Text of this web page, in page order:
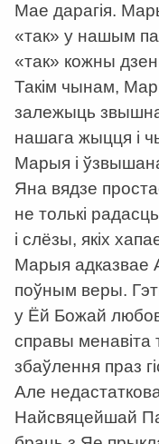
Мае дарагія.
«так» у нашым
«так» кожны
Такім чынам,
залежыць
нашага жыцця і
Марыя і
Яна вядзе
не толькі
і слёзы, якіх
Марыя адказвае
поўным веры.
у Ёй Божай
справы менавіта
збаўлення праз
Але
Найсвяцейшай